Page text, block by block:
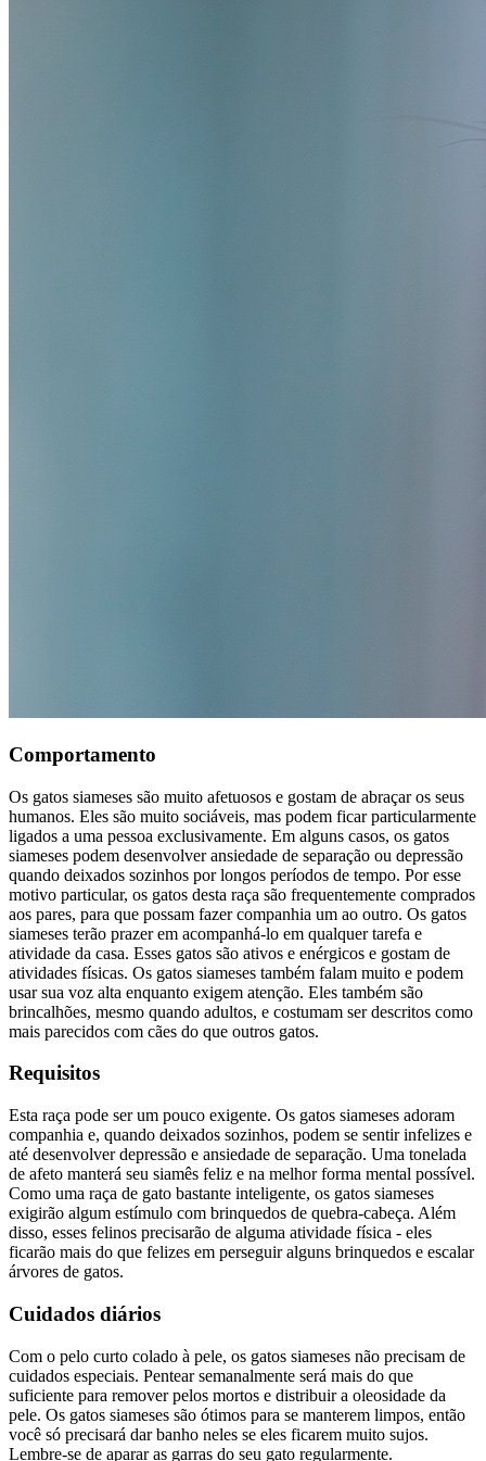
Comportamento
Os gatos siameses são muito afetuosos e gostam de abraçar os seus
humanos. Eles são muito sociáveis, mas podem ficar particularmente
ligados a uma pessoa exclusivamente. Em alguns casos, os gatos
siameses podem desenvolver ansiedade de separação ou depressão
quando deixados sozinhos por longos períodos de tempo. Por esse
motivo particular, os gatos desta raça são frequentemente comprados
aos pares, para que possam fazer companhia um ao outro. Os gatos
siameses terão prazer em acompanhá-lo em qualquer tarefa e
atividade da casa. Esses gatos são ativos e enérgicos e gostam de
atividades físicas. Os gatos siameses também falam muito e podem
usar sua voz alta enquanto exigem atenção. Eles também são
brincalhões, mesmo quando adultos, e costumam ser descritos como
mais parecidos com cães do que outros gatos.
Requisitos
Esta raça pode ser um pouco exigente. Os gatos siameses adoram
companhia e, quando deixados sozinhos, podem se sentir infelizes e
até desenvolver depressão e ansiedade de separação. Uma tonelada
de afeto manterá seu siamês feliz e na melhor forma mental possível.
Como uma raça de gato bastante inteligente, os gatos siameses
exigirão algum estímulo com brinquedos de quebra-cabeça. Além
disso, esses felinos precisarão de alguma atividade física - eles
ficarão mais do que felizes em perseguir alguns brinquedos e escalar
árvores de gatos.
Cuidados diários
Com o pelo curto colado à pele, os gatos siameses não precisam de
cuidados especiais. Pentear semanalmente será mais do que
suficiente para remover pelos mortos e distribuir a oleosidade da
pele. Os gatos siameses são ótimos para se manterem limpos, então
você só precisará dar banho neles se eles ficarem muito sujos.
Lembre-se de aparar as garras do seu gato regularmente.